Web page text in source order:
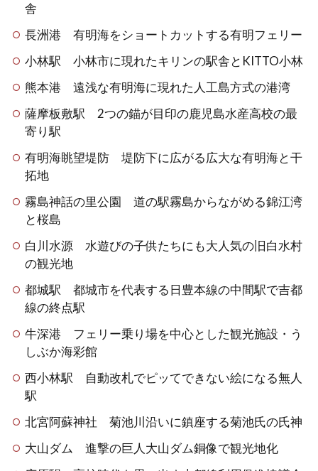
舎
長洲港 有明海をショートカットする有明フェリー
小林駅 小林市に現れたキリンの駅舎とKITTO小林
熊本港 遠浅な有明海に現れた人工島方式の港湾
薩摩板敷駅 2つの錨が目印の鹿児島水産高校の最
寄り駅
有明海眺望堤防 堤防下に広がる広大な有明海と干
拓地
霧島神話の里公園 道の駅霧島からながめる錦江湾
と桜島
白川水源 水遊びの子供たちにも大人気の旧白水村
の観光地
都城駅 都城市を代表する日豊本線の中間駅で吉都
線の終点駅
牛深港 フェリー乗り場を中心とした観光施設・う
しぶか海彩館
西小林駅 自動改札でピッてできない絵になる無人
駅
北宮阿蘇神社 菊池川沿いに鎮座する菊池氏の氏神
大山ダム 進撃の巨人大山ダム銅像で観光地化